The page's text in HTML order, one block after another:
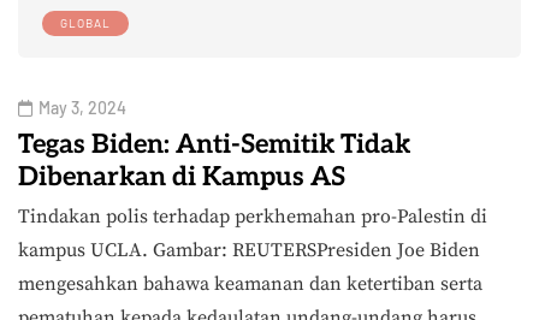
GLOBAL
May 3, 2024
Tegas Biden: Anti-Semitik Tidak
Dibenarkan di Kampus AS
Tindakan polis terhadap perkhemahan pro-Palestin di
kampus UCLA. Gambar: REUTERSPresiden Joe Biden
mengesahkan bahawa keamanan dan ketertiban serta